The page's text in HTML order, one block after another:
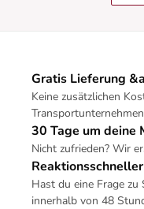
Gratis Lieferung
Keine zusätzlichen
30 Tage um deine
Nicht zufrieden? Wir
Hast du eine Frage
innerhalb von 48